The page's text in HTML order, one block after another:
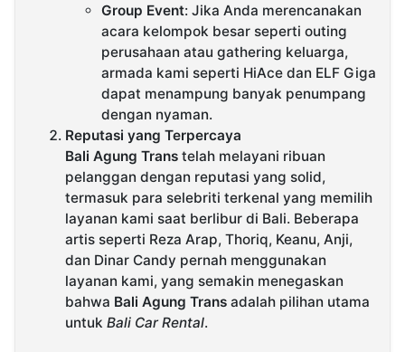
Group Event: Jika Anda merencanakan
acara kelompok besar seperti outing
perusahaan atau gathering keluarga,
armada kami seperti HiAce dan ELF Giga
dapat menampung banyak penumpang
dengan nyaman.
Reputasi yang Terpercaya
Bali Agung Trans telah melayani ribuan
pelanggan dengan reputasi yang solid,
termasuk para selebriti terkenal yang memilih
layanan kami saat berlibur di Bali. Beberapa
artis seperti Reza Arap, Thoriq, Keanu, Anji,
dan Dinar Candy pernah menggunakan
layanan kami, yang semakin menegaskan
bahwa Bali Agung Trans adalah pilihan utama
untuk Bali Car Rental.